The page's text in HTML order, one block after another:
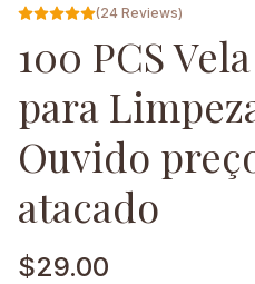
(24 Reviews)
100 PCS
para
Ouvido
atacado
$29.00